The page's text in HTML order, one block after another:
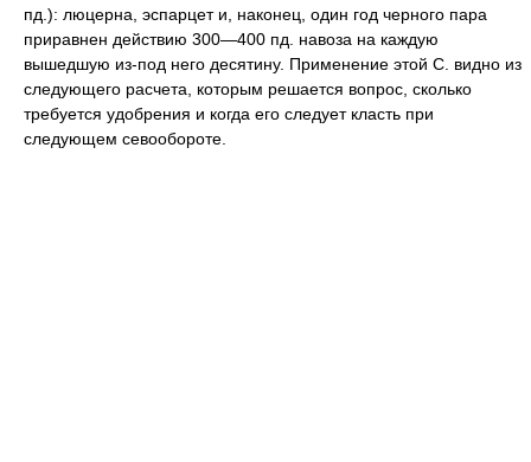
пд.): люцерна, эспарцет и, наконец, один год черного пара
приравнен действию 300—400 пд. навоза на каждую
вышедшую из-под него десятину. Применение этой С. видно из
следующего расчета, которым решается вопрос, сколько
требуется удобрения и когда его следует класть при
следующем севообороте.